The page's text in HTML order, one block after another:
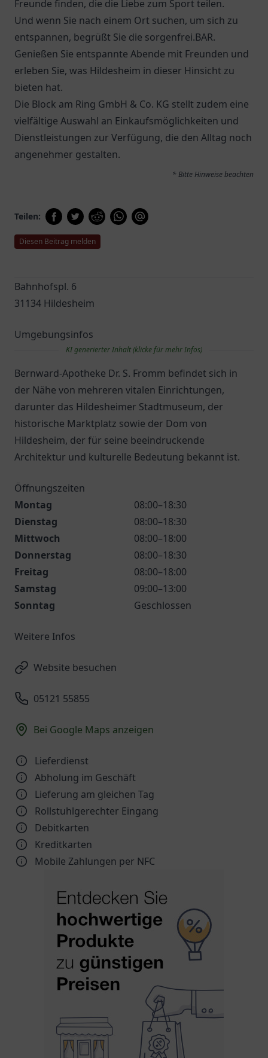
Freunde finden, die die Liebe zum Sport teilen.
Und wenn Sie nach einem Ort suchen, um sich zu
entspannen, begrüßt Sie die sorgenfrei.BAR.
Genießen Sie entspannte Abende mit Freunden und
erleben Sie, was Hildesheim in dieser Hinsicht zu
bieten hat.
Die Block am Ring GmbH & Co. KG stellt zudem eine
vielfältige Auswahl an Einkaufsmöglichkeiten und
Dienstleistungen zur Verfügung, die den Alltag noch
angenehmer gestalten.
* Bitte Hinweise beachten
Teilen:
Diesen Beitrag melden
Bahnhofspl. 6
31134 Hildesheim
Umgebungsinfos
KI generierter Inhalt (klicke für mehr Infos)
Bernward-Apotheke Dr. S. Fromm befindet sich in
der Nähe von mehreren vitalen Einrichtungen,
darunter das Hildesheimer Stadtmuseum, der
historische Marktplatz sowie der Dom von
Hildesheim, der für seine beeindruckende
Architektur und kulturelle Bedeutung bekannt ist.
Öffnungszeiten
Montag
08:00–18:30
Dienstag
08:00–18:30
Mittwoch
08:00–18:00
Donnerstag
08:00–18:30
Freitag
08:00–18:00
Samstag
09:00–13:00
Sonntag
Geschlossen
Weitere Infos
Website besuchen
05121 55855
Bei Google Maps anzeigen
Lieferdienst
Abholung im Geschäft
Lieferung am gleichen Tag
Rollstuhlgerechter Eingang
Debitkarten
Kreditkarten
Mobile Zahlungen per NFC